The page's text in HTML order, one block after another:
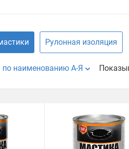
Рулонная изоляция
по наименованию А-Я